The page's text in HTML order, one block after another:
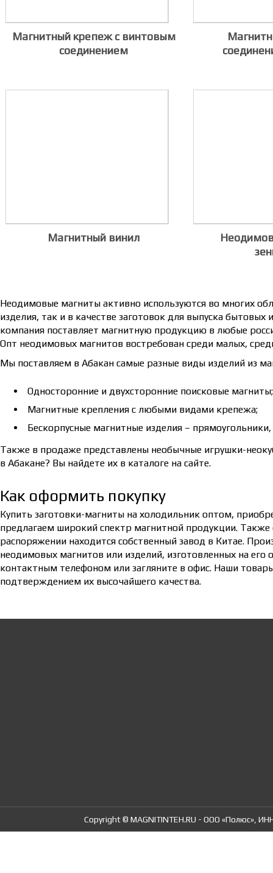
Магнитный крепеж с винтовым
соединением
Магнитный винил
Неодимовые магниты активно используются во многих
изделия, так и в качестве заготовок для выпуска
компания поставляет магнитную продукцию в любые
Опт неодимовых магнитов востребован среди малых,
Мы поставляем в Абакан самые разные виды изделий из
Односторонние и двухсторонние поисковые магниты;
Магнитные крепления с любыми видами крепежа;
Бескорпусные магнитные изделия –
Также в продаже представлены необычные игрушки-
в Абакане? Вы найдете их в каталоге на сайте.
Как оформить покупку
Купить заготовки-магниты на холодильник оптом,
предлагаем широкий спектр магнитной продукции.
распоряжении находится собственный завод в Китае.
неодимовых магнитов или изделий, изготовленных на
контактным телефоном или загляните в офис. Наши
подтверждением их высочайшего качества.
Copyright © MAGNITINTEH.RU - ООО «Полюс»,